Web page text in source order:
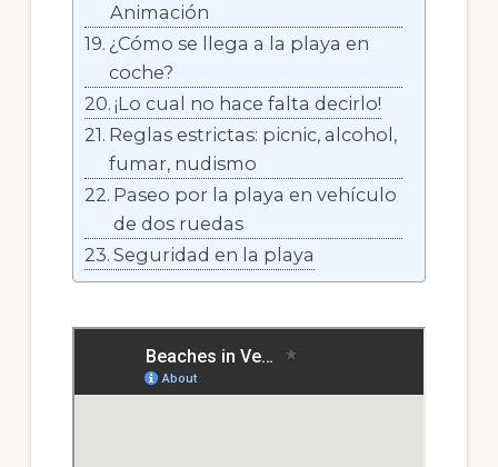
Animación
¿Cómo se llega a la playa en
coche?
¡Lo cual no hace falta decirlo!
Reglas estrictas: picnic, alcohol,
fumar, nudismo
Paseo por la playa en vehículo
de dos ruedas
Seguridad en la playa